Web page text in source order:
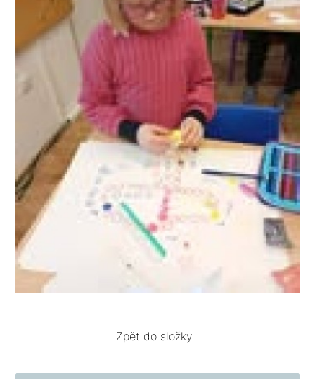
Zpět do složky